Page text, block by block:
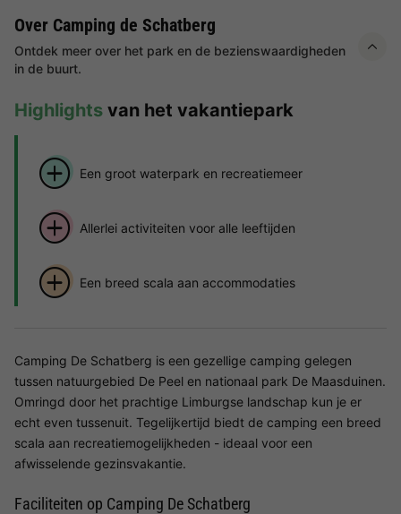
Over Camping de Schatberg
Ontdek meer over het park en de bezienswaardigheden
in de buurt.
Highlights van het vakantiepark
Een groot waterpark en recreatiemeer
Allerlei activiteiten voor alle leeftijden
Een breed scala aan accommodaties
Camping De Schatberg is een gezellige camping gelegen
tussen natuurgebied De Peel en nationaal park De Maasduinen.
Omringd door het prachtige Limburgse landschap kun je er
echt even tussenuit. Tegelijkertijd biedt de camping een breed
scala aan recreatiemogelijkheden - ideaal voor een
afwisselende gezinsvakantie.
Faciliteiten op Camping De Schatberg